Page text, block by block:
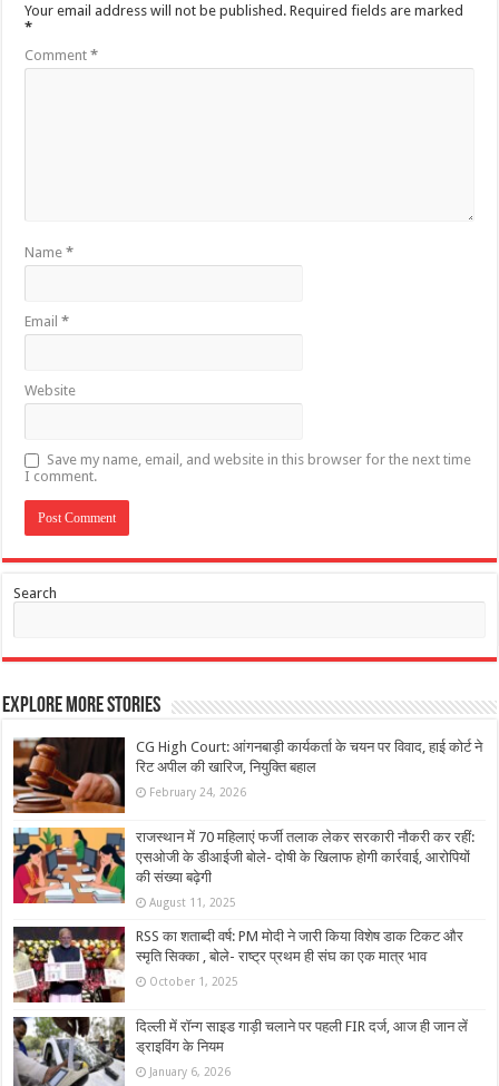
Your email address will not be published. Required fields are marked
*
Comment*
Name*
Email*
Website
Save my name, email, and website in this browser for the next time
I comment.
Search
Explore More Stories
CG High Court: आंगनबाड़ी कार्यकर्ता के चयन पर विवाद, हाई कोर्ट ने
रिट अपील की खारिज, नियुक्ति बहाल
February 24, 2026
राजस्थान में 70 महिलाएं फर्जी तलाक लेकर सरकारी नौकरी कर रहीं:
एसओजी के डीआईजी बोले- दोषी के खिलाफ होगी कार्रवाई, आरोपियों
की संख्या बढ़ेगी
August 11, 2025
RSS का शताब्दी वर्ष: PM मोदी ने जारी किया विशेष डाक टिकट और
स्मृति सिक्का , बोले- राष्ट्र प्रथम ही संघ का एक मात्र भाव
October 1, 2025
दिल्ली में रॉन्ग साइड गाड़ी चलाने पर पहली FIR दर्ज, आज ही जान लें
ड्राइविंग के नियम
January 6, 2026